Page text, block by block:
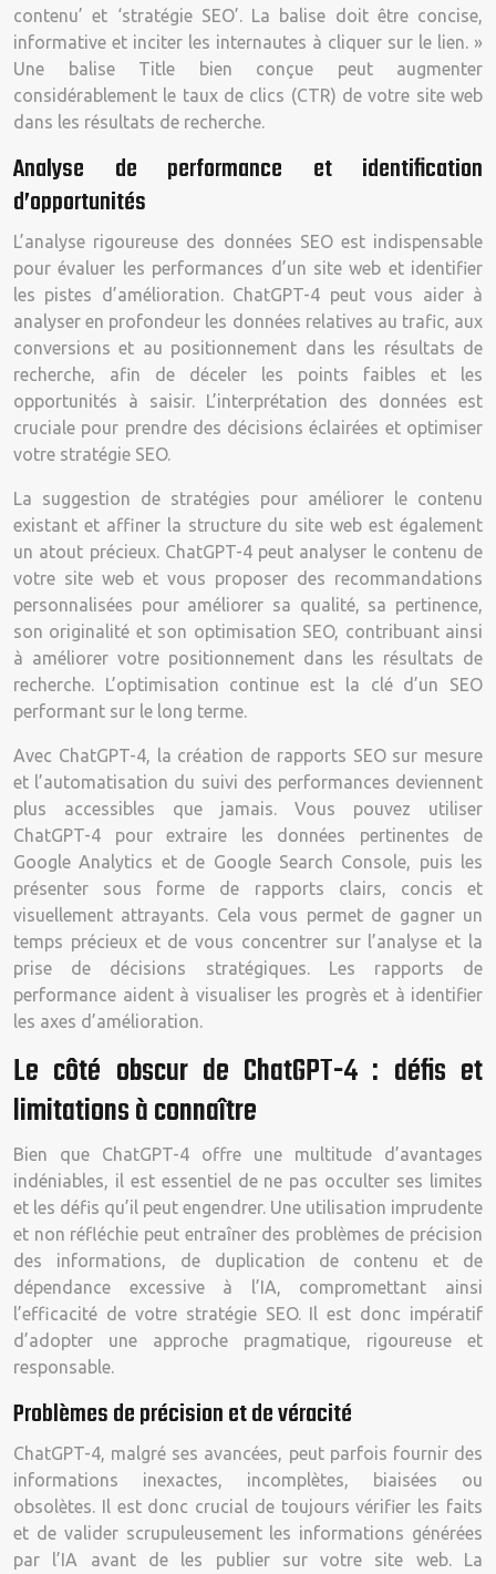
contenu’ et ‘stratégie SEO’. La balise doit être concise,
informative et inciter les internautes à cliquer sur le lien. »
Une balise Title bien conçue peut augmenter
considérablement le taux de clics (CTR) de votre site web
dans les résultats de recherche.
Analyse de performance et identification
d’opportunités
L’analyse rigoureuse des données SEO est indispensable
pour évaluer les performances d’un site web et identifier
les pistes d’amélioration. ChatGPT-4 peut vous aider à
analyser en profondeur les données relatives au trafic, aux
conversions et au positionnement dans les résultats de
recherche, afin de déceler les points faibles et les
opportunités à saisir. L’interprétation des données est
cruciale pour prendre des décisions éclairées et optimiser
votre stratégie SEO.
La suggestion de stratégies pour améliorer le contenu
existant et affiner la structure du site web est également
un atout précieux. ChatGPT-4 peut analyser le contenu de
votre site web et vous proposer des recommandations
personnalisées pour améliorer sa qualité, sa pertinence,
son originalité et son optimisation SEO, contribuant ainsi
à améliorer votre positionnement dans les résultats de
recherche. L’optimisation continue est la clé d’un SEO
performant sur le long terme.
Avec ChatGPT-4, la création de rapports SEO sur mesure
et l’automatisation du suivi des performances deviennent
plus accessibles que jamais. Vous pouvez utiliser
ChatGPT-4 pour extraire les données pertinentes de
Google Analytics et de Google Search Console, puis les
présenter sous forme de rapports clairs, concis et
visuellement attrayants. Cela vous permet de gagner un
temps précieux et de vous concentrer sur l’analyse et la
prise de décisions stratégiques. Les rapports de
performance aident à visualiser les progrès et à identifier
les axes d’amélioration.
Le côté obscur de ChatGPT-4 : défis et
limitations à connaître
Bien que ChatGPT-4 offre une multitude d’avantages
indéniables, il est essentiel de ne pas occulter ses limites
et les défis qu’il peut engendrer. Une utilisation imprudente
et non réfléchie peut entraîner des problèmes de précision
des informations, de duplication de contenu et de
dépendance excessive à l’IA, compromettant ainsi
l’efficacité de votre stratégie SEO. Il est donc impératif
d’adopter une approche pragmatique, rigoureuse et
responsable.
Problèmes de précision et de véracité
ChatGPT-4, malgré ses avancées, peut parfois fournir des
informations inexactes, incomplètes, biaisées ou
obsolètes. Il est donc crucial de toujours vérifier les faits
et de valider scrupuleusement les informations générées
par l’IA avant de les publier sur votre site web. La